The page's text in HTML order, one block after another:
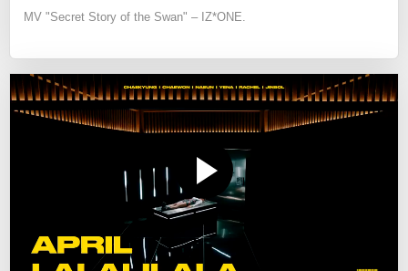
MV "Secret Story of the Swan" – IZ*ONE.